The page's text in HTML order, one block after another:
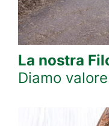
La nostra
Diamo